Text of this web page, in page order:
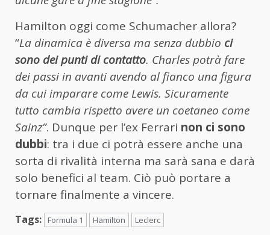
Hamilton oggi come Schumacher allora?
“La dinamica è diversa ma senza dubbio ci
sono dei punti di contatto. Charles potrà fare
dei passi in avanti avendo al fianco una figura
da cui imparare come Lewis. Sicuramente
tutto cambia rispetto avere un coetaneo come
Sainz”. Dunque per l’ex Ferrari non ci sono
dubbi: tra i due ci potrà essere anche una
sorta di rivalità interna ma sarà sana e darà
solo benefici al team. Ciò può portare a
tornare finalmente a vincere.
Tags: Formula 1 Hamilton Leclerc